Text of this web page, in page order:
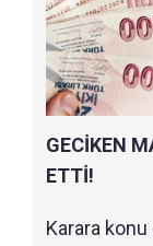
GECİKEN
ETTİ!
Karara konu